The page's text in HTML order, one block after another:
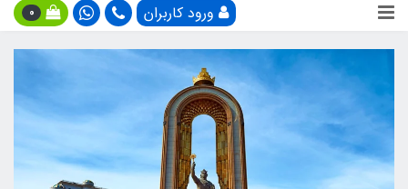
ورود کاربران 0